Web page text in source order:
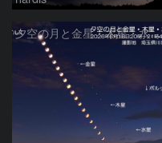
夕空の月と金星・木星・水星の接近 2026/6/18